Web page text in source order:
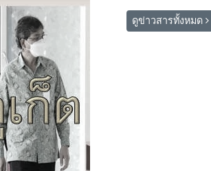
ดูข่าวสารทั้งหมด